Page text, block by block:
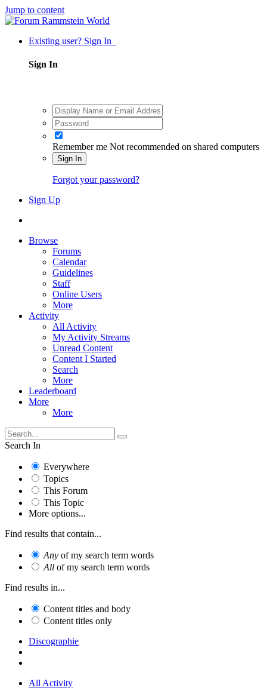
Jump to content
Existing user? Sign In
Sign In
Remember me Not recommended on shared computers
Sign In
Forgot your password?
Sign Up
Browse
Forums
Calendar
Guidelines
Staff
Online Users
More
Activity
All Activity
My Activity Streams
Unread Content
Content I Started
Search
More
Leaderboard
More
More
Search In
Everywhere
Topics
This Forum
This Topic
More options...
Find results that contain...
Any of my search term words
All of my search term words
Find results in...
Content titles and body
Content titles only
Discographie
All Activity